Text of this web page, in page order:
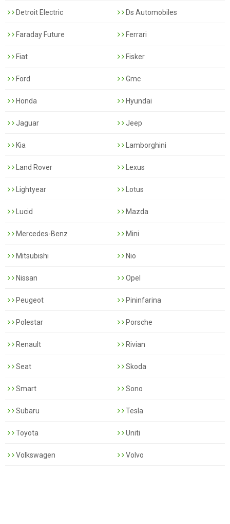
Detroit Electric Ds Automobiles
Faraday Future Ferrari
Fiat Fisker
Ford Gmc
Honda Hyundai
Jaguar Jeep
Kia Lamborghini
Land Rover Lexus
Lightyear Lotus
Lucid Mazda
Mercedes-Benz Mini
Mitsubishi Nio
Nissan Opel
Peugeot Pininfarina
Polestar Porsche
Renault Rivian
Seat Skoda
Smart Sono
Subaru Tesla
Toyota Uniti
Volkswagen Volvo